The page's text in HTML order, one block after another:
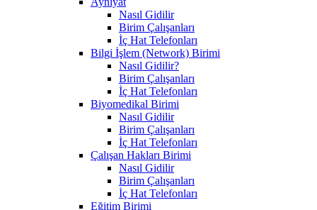
Nasıl Gidilir
Birim Çalışanları
İç Hat Telefonları
Bilgi İşlem (Network) Birimi
Nasıl Gidilir?
Birim Çalışanları
İç Hat Telefonları
Biyomedikal Birimi
Nasıl Gidilir
Birim Çalışanları
İç Hat Telefonları
Çalışan Hakları Birimi
Nasıl Gidilir
Birim Çalışanları
İç Hat Telefonları
Eğitim Birimi